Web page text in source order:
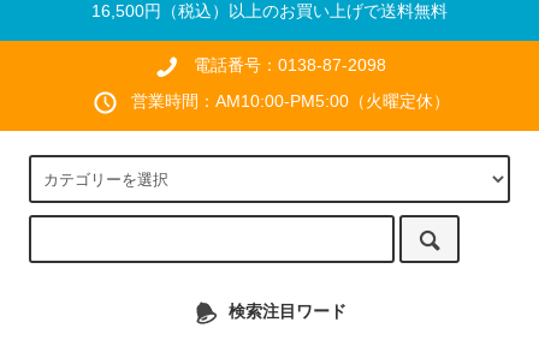
16,500円（税込）以上のお買い上げで送料無料
電話番号：0138-87-2098
営業時間：AM10:00-PM5:00（火曜定休）
検索注目ワード